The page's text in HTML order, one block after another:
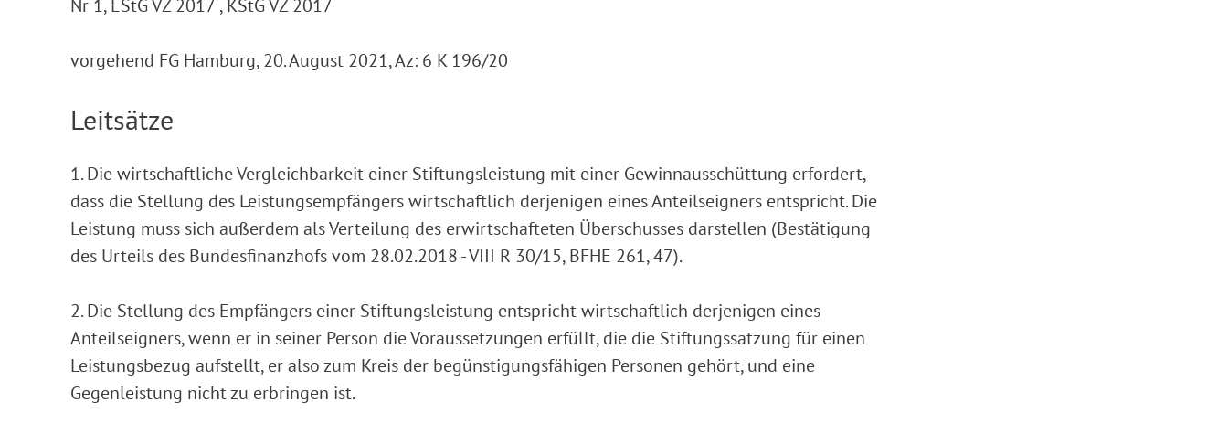
Nr 1, EStG VZ 2017 , KStG VZ 2017
vorgehend FG Hamburg, 20. August 2021, Az: 6 K 196/20
Leitsätze
1. Die wirtschaftliche Vergleichbarkeit einer Stiftungsleistung mit einer Gewinnausschüttung erfordert,
dass die Stellung des Leistungsempfängers wirtschaftlich derjenigen eines Anteilseigners entspricht. Die
Leistung muss sich außerdem als Verteilung des erwirtschafteten Überschusses darstellen (Bestätigung
des Urteils des Bundesfinanzhofs vom 28.02.2018 - VIII R 30/15, BFHE 261, 47).
2. Die Stellung des Empfängers einer Stiftungsleistung entspricht wirtschaftlich derjenigen eines
Anteilseigners, wenn er in seiner Person die Voraussetzungen erfüllt, die die Stiftungssatzung für einen
Leistungsbezug aufstellt, er also zum Kreis der begünstigungsfähigen Personen gehört, und eine
Gegenleistung nicht zu erbringen ist.